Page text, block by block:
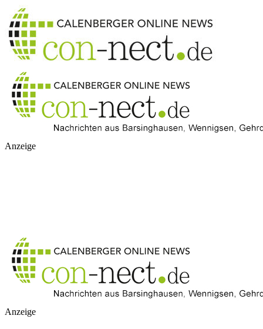
Anzeige
Anzeige